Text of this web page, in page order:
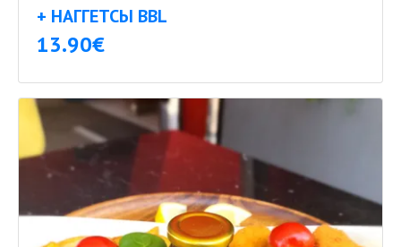
+ НАГГЕТСЫ BBL
13.90€